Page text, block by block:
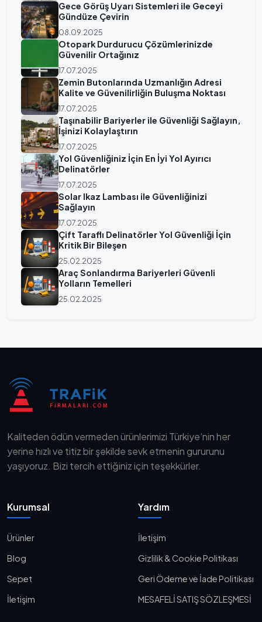
Gece Görüş Uyarı Sistemleri ile Geceyi
Gündüze Çevirin
08.09.2025
Otopark Durdurucu Çözümlerinizde
Güvenilir Ortağınız
17.07.2025
Zemin Butonlarında Uzmanlığın Adresi
Kalite ve Güvenilirliğin Buluşma Noktası
17.07.2025
Taşınabilir Bariyerler ile Güvenliği Sağlayın,
İşinizi Kolaylaştırın
17.07.2025
Yol Güvenliğiniz İçin En İyi Yol Ayırıcı
Delinatörler
17.07.2025
Solar Ikaz Lambası ile Güvenliğinizi
Sağlayın
17.07.2025
Çift Taraflı Delinatörler Yol Güvenliği İçin
Kritik Bir Bileşen
25.02.2025
Araç Sonlandırma Bariyerleri Güvenli
Yolların Temelleri
25.02.2025
Kaliteden ödün vermeden ürünlerimizi Türkiye’nin her
yerine hızlı ve titiz bir şekilde sevk etmenin gururunu
yaşıyoruz. Bizi tercih ettiğiniz için teşekkürler.
Kurumsal
Ürünler
Blog
Sepet
İletişim
Yardım
İletişim
Gizlilik & Cookie Politikası
Geri Ödeme ve İade Politikası
MESAFELİ SATIŞ SÖZLEŞMESİ